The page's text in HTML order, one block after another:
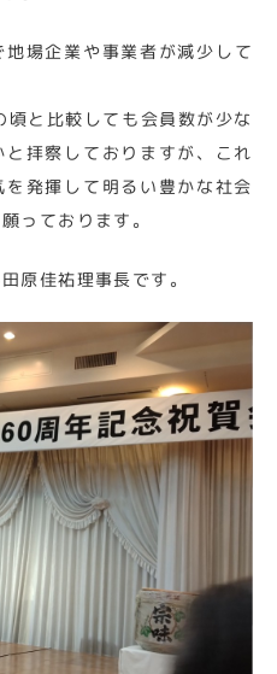
場企業や事業者が減少して
と比較しても会員数が少な
拝察しておりますが、これ
発揮して明るい豊かな社会
っております。
原佳祐理事長です。